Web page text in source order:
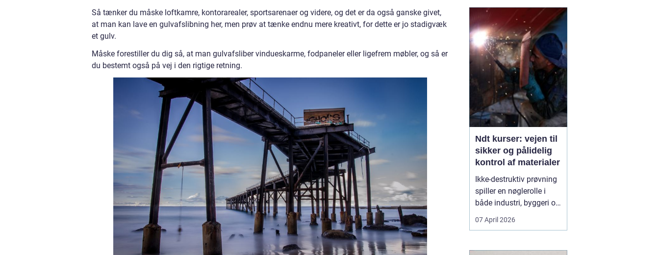
Så tænker du måske loftkamre, kontorarealer, sportsarenaer og videre, og det er da også ganske givet,
at man kan lave en gulvafslibning her, men prøv at tænke endnu mere kreativt, for dette er jo stadigvæk
et gulv.
Måske forestiller du dig så, at man gulvafsliber vindueskarme, fodpaneler eller ligefrem møbler, og så er
du bestemt også på vej i den rigtige retning.
og legetid. Mange
hundeejere oplever, at
deres hund bliver stiv,
øm eller ændrer adfærd
uden en tydelig årsag.
Her kan12 May 2026
Ndt kurser: vejen til
sikker og pålidelig
kontrol af materialer
Ikke-destruktiv prøvning
spiller en nøglerolle i
både industri, byggeri og
energisektoren. Når du
arbejder med
udstyr, konstruktioner
07 April 2026